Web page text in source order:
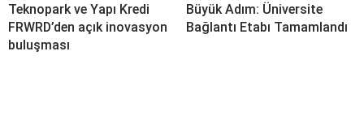
Teknopark ve Yapı Kredi
FRWRD’den açık inovasyon
buluşması
Büyük Adım: Üniversite
Bağlantı Etabı Tamamlandı